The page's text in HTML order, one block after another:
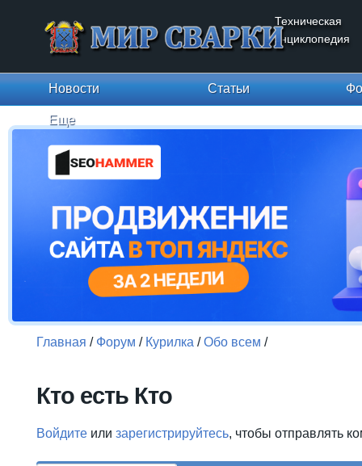
Техническая
энциклопедия
Новости Статьи
Еще
Главная / Форум / Курилка /Обо всем /
Кто есть Кто
Войдите или зарегистрируйтесь, чтобы отправлять